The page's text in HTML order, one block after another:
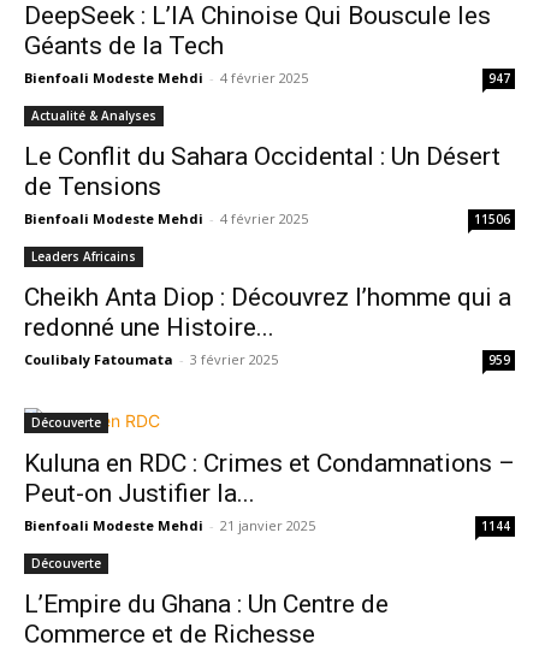
DeepSeek : L’IA Chinoise Qui Bouscule les
Géants de la Tech
Bienfoali Modeste Mehdi - 4 février 2025 947
Actualité & Analyses
Le Conflit du Sahara Occidental : Un Désert
de Tensions
Bienfoali Modeste Mehdi - 4 février 2025 11506
Leaders Africains
Cheikh Anta Diop : Découvrez l’homme qui a
redonné une Histoire...
Coulibaly Fatoumata - 3 février 2025 959
Découverte
Kuluna en RDC : Crimes et Condamnations –
Peut-on Justifier la...
Bienfoali Modeste Mehdi - 21 janvier 2025 1144
Découverte
L’Empire du Ghana : Un Centre de
Commerce et de Richesse